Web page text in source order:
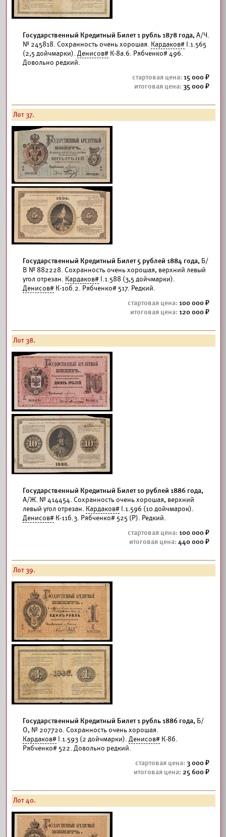
Государственный Кредитный Билет 1 рубль 1878 года,А/Ч.
№ 245818. Сохранность очень хорошая. Кардаков# I.1.565
(2,5 дойчмарки). Денисов# К-8а.6. Рябченко# 496.
Довольно редкий.
15 000
35 000
Лот 37.
Государственный Кредитный Билет 5 рублей 1884 года, Б/
В № 882228. Сохранность очень хорошая, верхний левый
угол отрезан. Кардаков# I.1.588 (3,5 дойчмарки).
Денисов# К-10б.2. Рябченко# 517. Редкий.
100 000
120 000
Лот 38.
Государственный Кредитный Билет 10 рублей 1886 года,
А/Ж. № 414454. Сохранность очень хорошая, верхний
левый угол отрезан. Кардаков# I.1.596 (10 дойчмарок).
Денисов# К-11б.3. Рябченко# 525 (Р). Редкий.
100 000
440 000
Лот 39.
Государственный Кредитный Билет 1 рубль 1886 года, Б/
О, № 207720. Сохранность очень хорошая.
Кардаков# I.1.593 (2 дойчмарки). Денисов# К-8б.
Рябченко# 522. Довольно редкий.
3 000
25 600
Лот 40.